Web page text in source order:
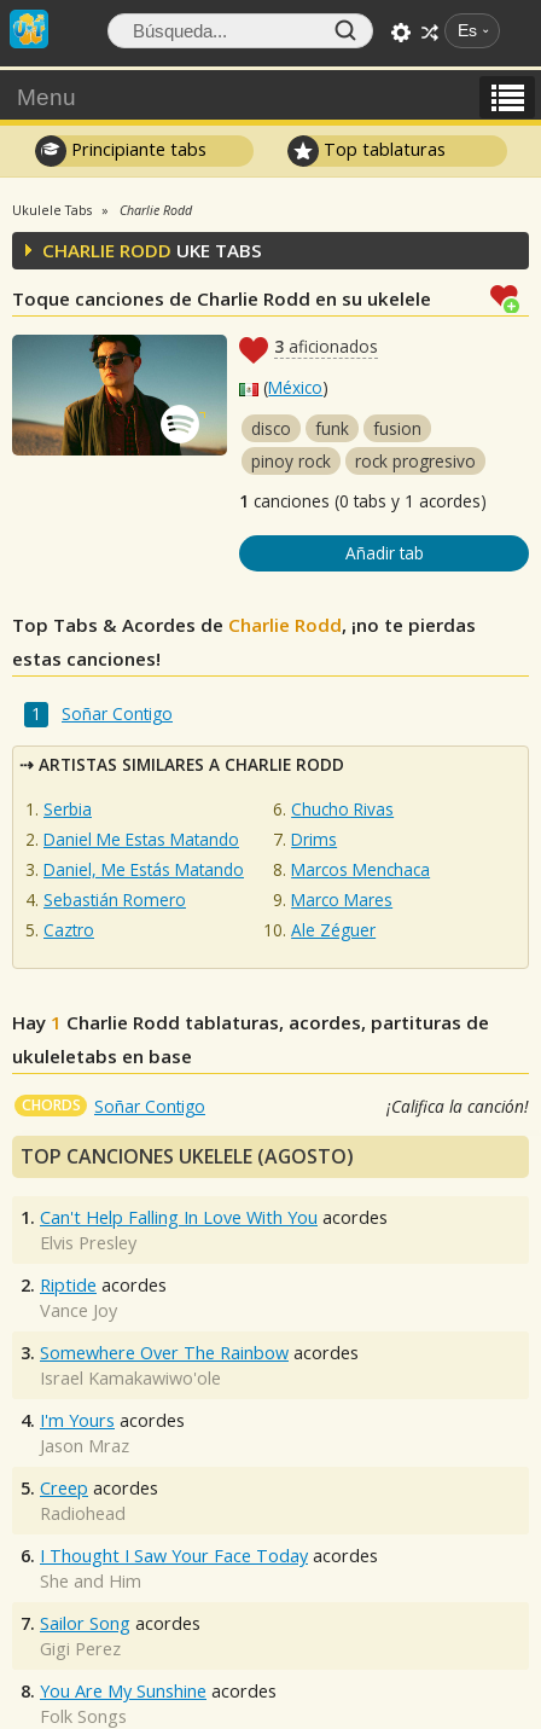
Es
Menu
Principiante tabs Top tablaturas
Ukulele Tabs Charlie Rodd
CHARLIE RODD UKE TABS
Toque canciones de Charlie Rodd en su ukelele
3 aficionados
(México)
disco
funk
fusion
pinoy rock
rock progresivo
1 canciones (0 tabs y 1 acordes)
Añadir tab
Top Tabs & Acordes de Charlie Rodd, ¡no te pierdas
estas canciones!
Soñar Contigo
ARTISTAS SIMILARES A CHARLIE RODD
Serbia
Daniel Me Estas Matando
Daniel, Me Estás Matando
Sebastián Romero
Caztro
Chucho Rivas
Drims
Marcos Menchaca
Marco Mares
Ale Zéguer
Hay 1 Charlie Rodd tablaturas, acordes, partituras de
ukuleletabs en base
CHORDS Soñar Contigo ¡Califica la canción!
TOP CANCIONES UKELELE (AGOSTO)
1. Can't Help Falling In Love With You acordes
Elvis Presley
2. Riptide acordes
Vance Joy
3. Somewhere Over The Rainbow acordes
Israel Kamakawiwo'ole
4. I'm Yours acordes
Jason Mraz
5. Creep acordes
Radiohead
6. I Thought I Saw Your Face Today acordes
She and Him
7. Sailor Song acordes
Gigi Perez
8. You Are My Sunshine acordes
Folk Songs